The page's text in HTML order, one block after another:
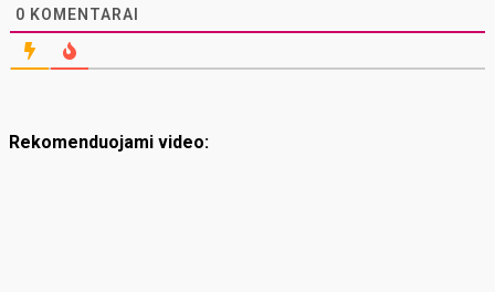
0 KOMENTARAI
Rekomenduojami video: